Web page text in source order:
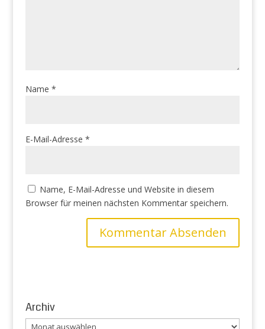
Name *
E-Mail-Adresse *
Name, E-Mail-Adresse und Website in diesem
Browser für meinen nächsten Kommentar speichern.
Archiv
Archiv